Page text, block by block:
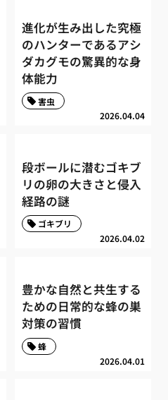
進化が生み出した究極
のハンターであるアシ
ダカグモの驚異的な身
体能力
2026.04.04
害虫
段ボールに潜むゴキブ
リの卵の大きさと侵入
経路の謎
2026.04.02
ゴキブリ
豊かな自然と共生する
ための日常的な蜂の巣
対策の習慣
2026.04.01
蜂